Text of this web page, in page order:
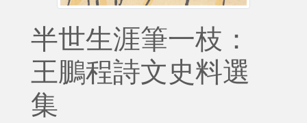
半世生涯筆一枝：
王鵬程詩文史料選
集